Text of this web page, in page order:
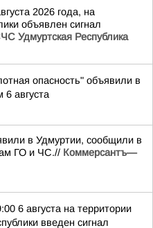
2026 года, на
объявлен сигнал
Удмуртская Республика
опасность" объявили в
6 августа
в Удмуртии, сообщили в
ГО и ЧС.// Коммерсантъ—
6 августа на территории
введен сигнал